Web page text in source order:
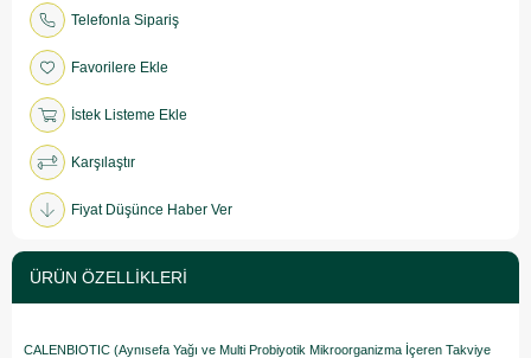
Telefonla Sipariş
Favorilere Ekle
İstek Listeme Ekle
Karşılaştır
Fiyat Düşünce Haber Ver
ÜRÜN ÖZELLIKLERI
CALENBIOTIC (Aynısefa Yağı ve Multi Probiyotik Mikroorganizma İçeren Takviye